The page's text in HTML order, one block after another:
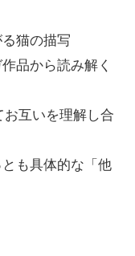
る猫の描写
品から読み解く
互いを理解し合
も具体的な「他